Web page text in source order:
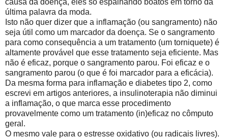
causa da doença, eles só espalhando boatos em torno da
última palavra da moda.
Isto não quer dizer que a inflamação (ou sangramento) não
seja útil como um marcador da doença. Se o sangramento
para como consequência a um tratamento (um torniquete) é
altamente provável que esse tratamento seja eficiente. Mas
não é eficaz, porque o sangramento parou. Foi eficaz e o
sangramento parou (o que é foi marcador para a eficácia).
Da mesma forma para inflamação e diabetes tipo 2, como
escrevi em artigos anteriores, a insulinoterapia não diminui
a inflamação, o que marca esse procedimento
provavelmente como um tratamento (in)eficaz no cômputo
geral.
O mesmo vale para o estresse oxidativo (ou radicais livres).